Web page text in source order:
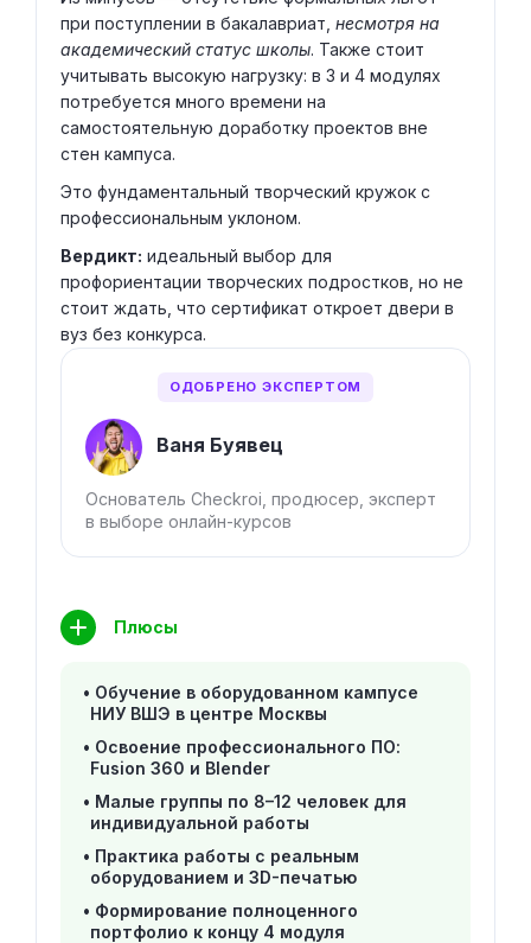
при поступлении в бакалавриат, несмотря на
академический статус школы. Также стоит
учитывать высокую нагрузку: в 3 и 4 модулях
потребуется много времени на
самостоятельную доработку проектов вне
стен кампуса.
Это фундаментальный творческий кружок с
профессиональным уклоном.
Вердикт: идеальный выбор для
профориентации творческих подростков, но не
стоит ждать, что сертификат откроет двери в
вуз без конкурса.
ОДОБРЕНО ЭКСПЕРТОМ
Ваня Буявец
Основатель Checkroi, продюсер, эксперт
в выборе онлайн-курсов
Плюсы
Обучение в оборудованном кампусе
НИУ ВШЭ в центре Москвы
Освоение профессионального ПО:
Fusion 360 и Blender
Малые группы по 8–12 человек для
индивидуальной работы
Практика работы с реальным
оборудованием и 3D-печатью
Формирование полноценного
портфолио к концу 4 модуля